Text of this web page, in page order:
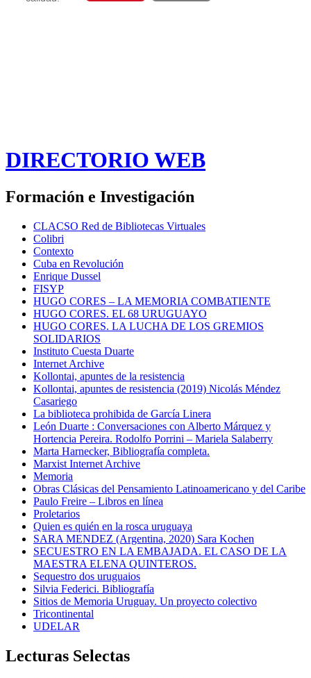
DIRECTORIO WEB
Formación e Investigación
CLACSO Red de Bibliotecas Virtuales
Colibri
Contexto
Cuba en Revolución
Enrique Dussel
FISYP
HUGO CORES – LA MEMORIA COMBATIENTE
HUGO CORES. EL 68 URUGUAYO
HUGO CORES. LA LUCHA DE LOS GREMIOS
SOLIDARIOS
Instituto Cuesta Duarte
Internet Archive
Kollontai, apuntes de la resistencia
Kollontai, apuntes de resistencia (2019) Nicolás Méndez
Casariego
La biblioteca prohibida de García Linera
León Duarte : Conversaciones con Alberto Márquez y
Hortencia Pereira. Rodolfo Porrini – Mariela Salaberry
Marta Harnecker, Bibliografía completa.
Marxist Internet Archive
Memoria
Obras Clásicas del Pensamiento Latinoamericano y del Caribe
Paulo Freire – Libros en línea
Proletarios
Quien es quién en la rosca uruguaya
SARA MENDEZ (Argentina, 2020) Sara Kochen
SECUESTRO EN LA EMBAJADA. EL CASO DE LA
MAESTRA ELENA QUINTEROS.
Sequestro dos uruguaios
Silvia Federici. Bibliografía
Sitios de Memoria Uruguay. Un proyecto colectivo
Tricontinental
UDELAR
Lecturas Selectas